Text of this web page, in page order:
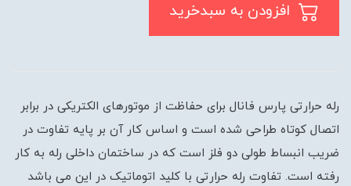
رله حرارتی پارس فانال برای حفاظت از موتورهای الکتریکی در برابر
اتصال کوتاه طراحی شده است و اساس کار آن بر پایه تفاوت در
ضریب انبساط طولی دو فلز است که در ساختمان داخلی رله به کار
رفته است. تفاوت رله حرارتی با کلید اتوماتیک در این می باشد